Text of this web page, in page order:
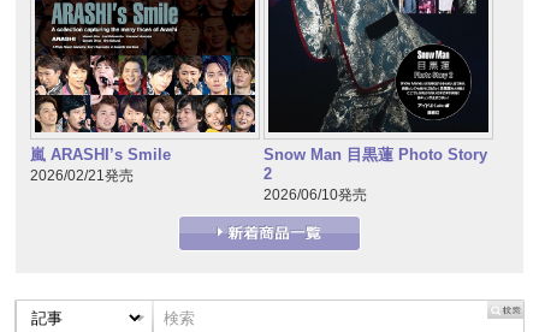
嵐 ARASHI’s Smile
2026/02/21発売
Snow Man 目黒蓮 Photo Story
2
2026/06/10発売